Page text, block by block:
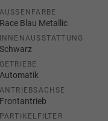
AUSSENFARBE
Race Blau Metallic
INNENAUSSTATTUNG
Schwarz
GETRIEBE
Automatik
ANTRIEBSACHSE
Frontantrieb
PARTIKELFILTER